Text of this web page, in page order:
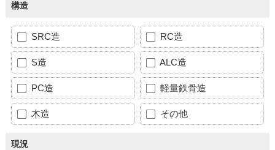
構造
SRC造 RC造
S造 ALC造
PC造 軽量鉄骨造
木造 その他
現況